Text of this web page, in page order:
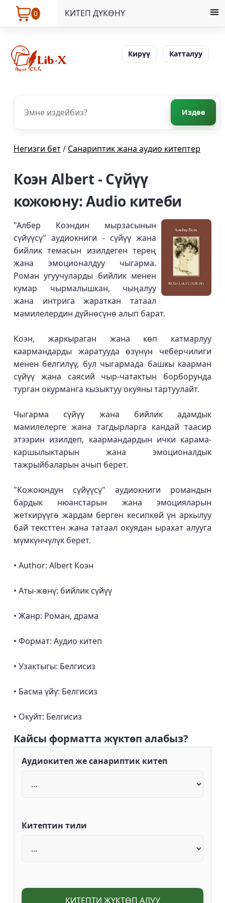
0 КИТЕП ДҮКӨНҮ
Кирүү Катталуу
Издөө
Негизги бет/ Санариптик жана аудио китептер
Коэн Albert - Сүйүү
кожоюну: Audio китеби
"Албер Коэндин мырзасынын
сүйүүсү" аудиокниги - сүйүү жана
бийлик темасын изилдеген терең
жана эмоционалдуу чыгарма.
Роман угуучуларды бийлик менен
кумар чырмалышкан, чыңалуу
жана интрига жараткан татаал
мамилелердин дүйнөсүнө алып барат.
Коэн, жаркыраган жана көп катмарлуу
каармандарды жаратууда өзүнүн чеберчилиги
менен белгилүү, бул чыгармада башкы каарман
сүйүү жана саясий чыр-чатактын борборунда
турган окурманга кызыктуу окуяны тартуулайт.
Чыгарма сүйүү жана бийлик адамдык
мамилелерге жана тагдырларга кандай таасир
этээрин изилдеп, каармандардын ички карама-
каршылыктарын жана эмоционалдык
тажрыйбаларын ачып берет.
"Кожоюндун сүйүүсү" аудиокниги романдын
бардык нюанстарын жана эмоцияларын
жеткирүүгө жардам берген кесипкөй үн аркылуу
бай тексттен жана татаал окуядан ырахат алууга
мүмкүнчүлүк берет.
• Author: Albert Коэн
• Аты-жөнү: бийлик сүйүү
• Жанр: Роман, драма
• Формат: Аудио китеп
• Узактыгы: Белгисиз
• Басма үйү: Белгисиз
• Окуйт: Белгисиз
Кайсы форматта жүктөп алабыз?
Аудиокитеп же санариптик китеп
Китептин тили
КИТЕПТИ ЖҮКТӨП АЛУУ